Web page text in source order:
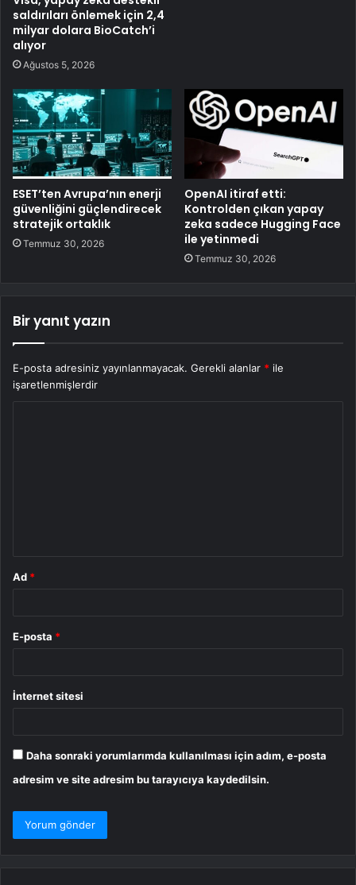
saldırıları önlemek için 2,4
milyar dolara BioCatch’i
alıyor
Ağustos 5, 2026
ESET’ten Avrupa’nın enerji
güvenliğini güçlendirecek
stratejik ortaklık
Temmuz 30, 2026
OpenAI itiraf etti:
Kontrolden çıkan yapay
zeka sadece Hugging Face
ile yetinmedi
Temmuz 30, 2026
Bir yanıt yazın
E-posta adresiniz yayınlanmayacak. Gerekli alanlar * ile
işaretlenmişlerdir
Ad *
E-posta *
İnternet sitesi
Daha sonraki yorumlarımda kullanılması için adım, e-posta
adresim ve site adresim bu tarayıcıya kaydedilsin.